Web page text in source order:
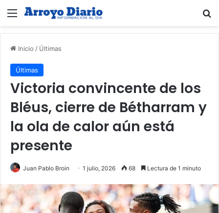
Menú
Inicio / Últimas
Últimas
Victoria convincente de los
Bléus, cierre de Bétharram y
la ola de calor aún está
presente
Juan Pablo Broin 1 julio, 2026 68 Lectura de 1 minuto